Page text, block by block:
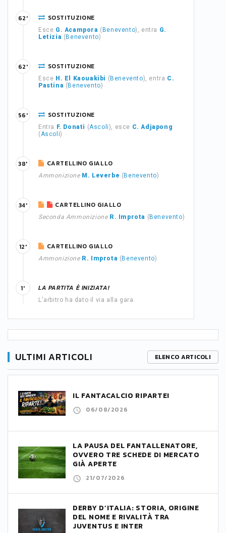
SOSTITUZIONE
Esce G. Acampora ( Benevento), entra G.
Letizia ( Benevento)
62'
SOSTITUZIONE
Esce H. El Kaouakibi ( Benevento), entra C.
Pastina ( Benevento)
62'
SOSTITUZIONE
Entra F. Donati (Ascoli), esce C. Adjapong
(Ascoli)
56'
CARTELLINO GIALLO
Ammonizione M. Leverbe ( Benevento)
38'
CARTELLINO GIALLO
Seconda Ammonizione R. Improta ( Benevento)
34'
CARTELLINO GIALLO
Ammonizione R. Improta ( Benevento)
12'
LA PARTITA È INIZIATA!
L'arbitro ha dato il via alla gara.
1'
ULTIMI ARTICOLI ELENCO ARTICOLI
IL FANTACALCIO RIPARTE!
06/08/2026
LA PAUSA DEL FANTALLENATORE,
OVVERO TRE SCHEDE DI MERCATO
GIÀ APERTE
21/07/2026
DERBY D’ITALIA: STORIA, ORIGINE
DEL NOME E RIVALITÀ TRA
JUVENTUS E INTER